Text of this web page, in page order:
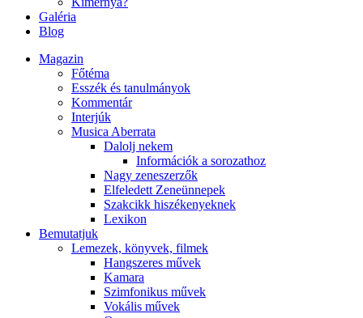
Galéria
Blog
Magazin
Főtéma
Esszék és tanulmányok
Kommentár
Interjúk
Musica Aberrata
Dalolj nekem
Információk a sorozathoz
Nagy zeneszerzők
Elfeledett Zeneünnepek
Szakcikk hiszékenyeknek
Lexikon
Bemutatjuk
Lemezek, könyvek, filmek
Hangszeres művek
Kamara
Szimfonikus művek
Vokális művek